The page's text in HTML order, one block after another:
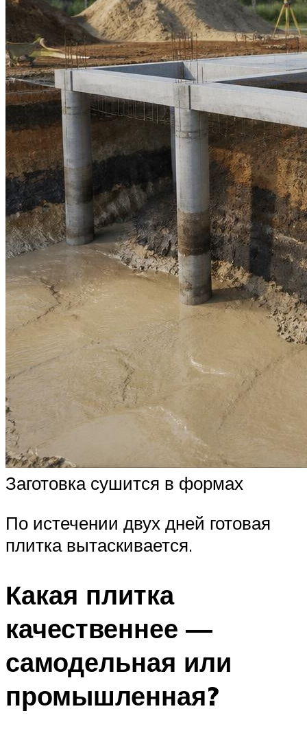
Заготовка сушится в формах
По истечении двух дней готовая
плитка вытаскивается.
Какая плитка
качественнее —
самодельная или
промышленная?